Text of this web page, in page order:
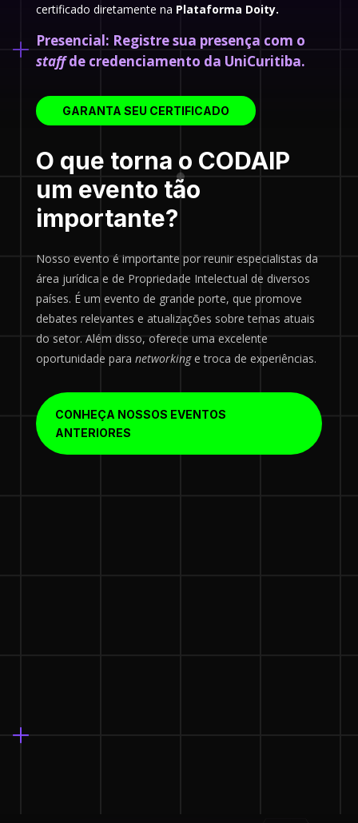
certificado diretamente na Plataforma Doity.
Presencial: Registre sua presença com o
staffde credenciamento da UniCuritiba.
GARANTA SEU CERTIFICADO
O que torna o CODAIP
um evento tão
importante?
Nosso evento é importante por reunir especialistas da
área jurídica e de Propriedade Intelectual de diversos
países. É um evento de grande porte, que promove
debates relevantes e atualizações sobre temas atuais
do setor. Além disso, oferece uma excelente
oportunidade para networkinge troca de experiências.
CONHEÇA NOSSOS EVENTOS
ANTERIORES